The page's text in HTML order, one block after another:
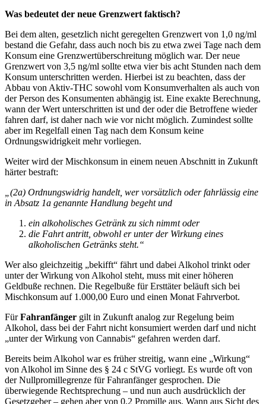
Was bedeutet der neue Grenzwert faktisch?
Bei dem alten, gesetzlich nicht geregelten Grenzwert von 1,0 ng/ml
bestand die Gefahr, dass auch noch bis zu etwa zwei Tage nach dem
Konsum eine Grenzwertüberschreitung möglich war. Der neue
Grenzwert von 3,5 ng/ml sollte etwa vier bis acht Stunden nach dem
Konsum unterschritten werden. Hierbei ist zu beachten, dass der
Abbau von Aktiv-THC sowohl vom Konsumverhalten als auch von
der Person des Konsumenten abhängig ist. Eine exakte Berechnung,
wann der Wert unterschritten ist und der oder die Betroffene wieder
fahren darf, ist daher nach wie vor nicht möglich. Zumindest sollte
aber im Regelfall einen Tag nach dem Konsum keine
Ordnungswidrigkeit mehr vorliegen.
Weiter wird der Mischkonsum in einem neuen Abschnitt in Zukunft
härter bestraft:
„(2a) Ordnungswidrig handelt, wer vorsätzlich oder fahrlässig eine
in Absatz 1a genannte Handlung begeht und
ein alkoholisches Getränk zu sich nimmt oder
die Fahrt antritt, obwohl er unter der Wirkung eines
alkoholischen Getränks steht.“
Wer also gleichzeitig „bekifft“ fährt und dabei Alkohol trinkt oder
unter der Wirkung von Alkohol steht, muss mit einer höheren
Geldbuße rechnen. Die Regelbuße für Ersttäter beläuft sich bei
Mischkonsum auf 1.000,00 Euro und einen Monat Fahrverbot.
FürFahranfänger gilt in Zukunft analog zur Regelung beim
Alkohol, dass bei der Fahrt nicht konsumiert werden darf und nicht
„unter der Wirkung von Cannabis“ gefahren werden darf.
Bereits beim Alkohol war es früher streitig, wann eine „Wirkung“
von Alkohol im Sinne des § 24 c StVG vorliegt. Es wurde oft von
der Nullpromillegrenze für Fahranfänger gesprochen. Die
überwiegende Rechtsprechung – und nun auch ausdrücklich der
Gesetzgeber – gehen aber von 0,2 Promille aus. Wann aus Sicht des